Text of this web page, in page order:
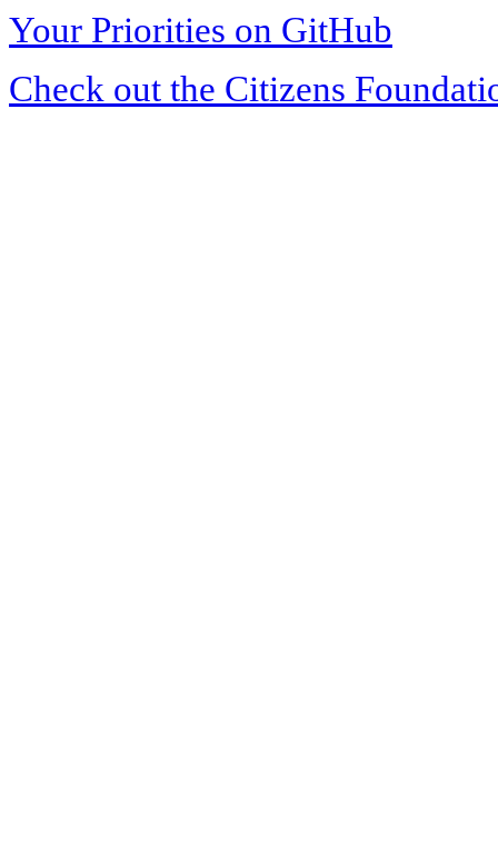
Your Priorities on GitHub
Check out the Citizens